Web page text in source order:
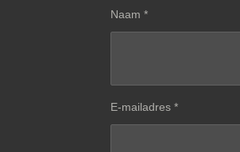
Naam *
E-mailadres *